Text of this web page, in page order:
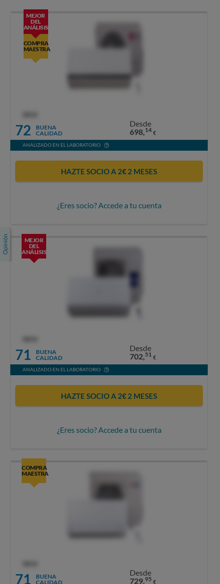
MEJOR
DEL
ANÁLISIS
COMPRA
MAESTRA
72
BUENA
CALIDAD
Desde
698,14 €
ANALIZADO EN EL LABORATORIO
HAZTE SOCIO A 2€ 2 MESES
¿Eres socio? Accede a tu cuenta
MEJOR
DEL
ANÁLISIS
71
BUENA
CALIDAD
Desde
702,51 €
ANALIZADO EN EL LABORATORIO
HAZTE SOCIO A 2€ 2 MESES
¿Eres socio? Accede a tu cuenta
COMPRA
MAESTRA
71
BUENA
CALIDAD
Desde
729,95 €